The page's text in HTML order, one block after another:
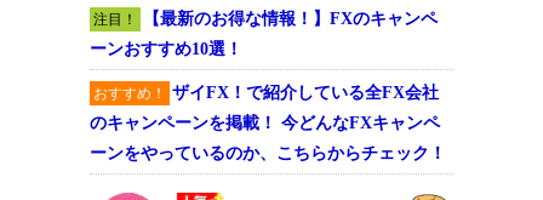
注目！
【最新のお得な情報！】FXのキャンペ
ーンおすすめ10選！
おすすめ！
ザイFX！で紹介している全FX会社
のキャンペーンを掲載！ 今どんなFXキャンペ
ーンをやっているのか、こちらからチェック！